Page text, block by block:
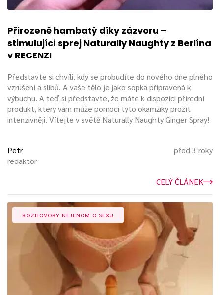
Přirozeně hambatý díky zázvoru –
stimulující sprej Naturally Naughty z Berlína
v RECENZI
Představte si chvíli, kdy se probudíte do nového dne plného
vzrušení a slibů. A vaše tělo je jako sopka připravená k
výbuchu. A teď si představte, že máte k dispozici přírodní
produkt, který vám může pomoci tyto okamžiky prožít
intenzivněji. Vítejte v světě Naturally Naughty Ginger Spray!
Petr
redaktor
před 3 roky
CELÝ ČLÁNEK
ROZHOVORY NEJENOM O SEXU